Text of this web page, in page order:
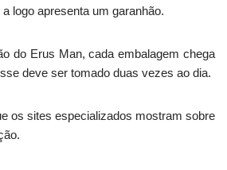
logo apresenta um garanhão.
do Erus Man, cada embalagem chega
deve ser tomado duas vezes ao dia.
os sites especializados mostram sobre